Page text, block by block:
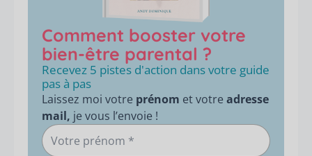
Comment booster votre
bien-être parental ?
Recevez 5 pistes d'action dans votre guide
pas à pas
Laissez moi votre prénom et votre adresse
mail, je vous l’envoie !
Votre
prénom